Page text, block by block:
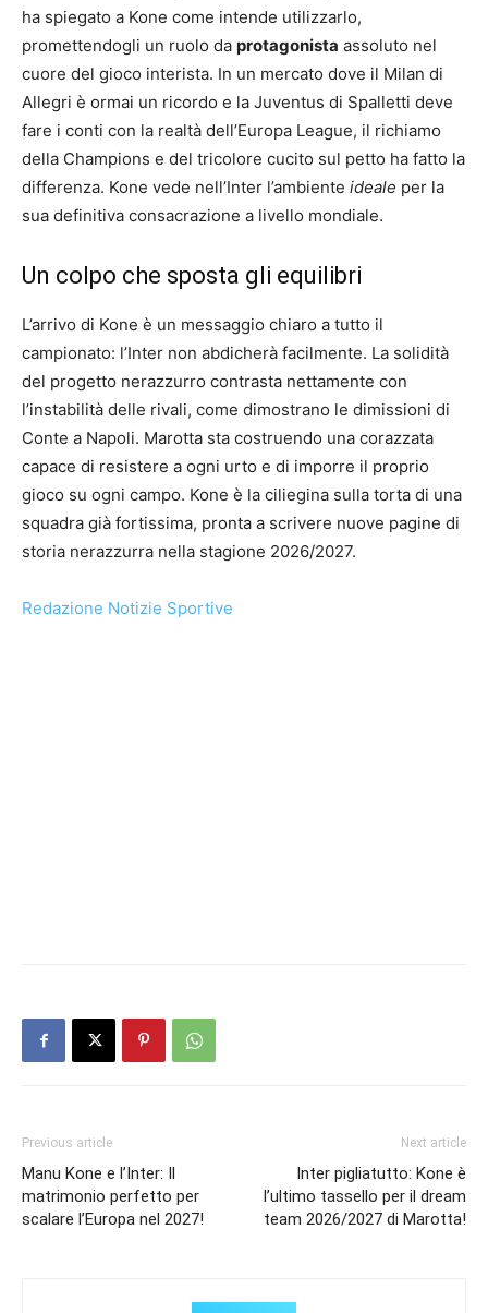
ha spiegato a Kone come intende utilizzarlo,
promettendogli un ruolo da protagonista assoluto nel
cuore del gioco interista. In un mercato dove il Milan di
Allegri è ormai un ricordo e la Juventus di Spalletti deve
fare i conti con la realtà dell’Europa League, il richiamo
della Champions e del tricolore cucito sul petto ha fatto la
differenza. Kone vede nell’Inter l’ambiente ideale per la
sua definitiva consacrazione a livello mondiale.
Un colpo che sposta gli equilibri
L’arrivo di Kone è un messaggio chiaro a tutto il
campionato: l’Inter non abdicherà facilmente. La solidità
del progetto nerazzurro contrasta nettamente con
l’instabilità delle rivali, come dimostrano le dimissioni di
Conte a Napoli. Marotta sta costruendo una corazzata
capace di resistere a ogni urto e di imporre il proprio
gioco su ogni campo. Kone è la ciliegina sulla torta di una
squadra già fortissima, pronta a scrivere nuove pagine di
storia nerazzurra nella stagione 2026/2027.
Redazione Notizie Sportive
Previous article
Manu Kone e l’Inter: Il
matrimonio perfetto per
scalare l’Europa nel 2027!
Next article
Inter pigliatutto: Kone è
l’ultimo tassello per il dream
team 2026/2027 di Marotta!